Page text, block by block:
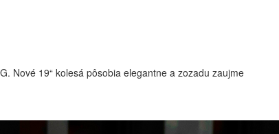
Nové 19“ kolesá pôsobia elegantne a zozadu zaujme